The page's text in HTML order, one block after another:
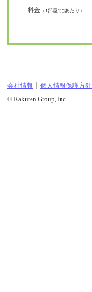
料金 （1部屋1泊あたり）
会社情報 個人情報保護方針
© Rakuten Group, Inc.